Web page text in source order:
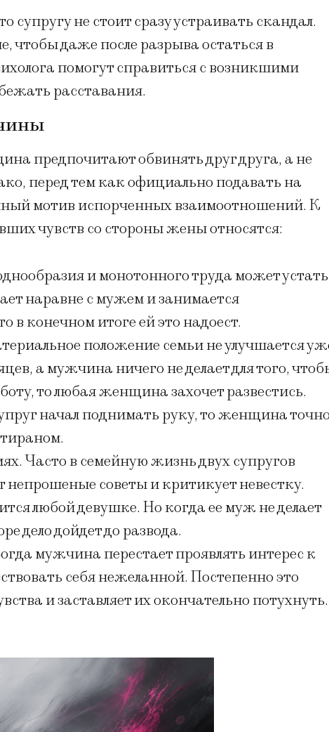
не стоит сразу устраивать скандал.
чтобы даже после разрыва остаться в
помогут справиться с возникшими
расставания.
предпочитают обвинять друг друга, а не
перед тем как официально подавать на
мотив испорченных взаимоотношений. К
чувств со стороны жены относятся:
и монотонного труда может устать
наравне с мужем и занимается
в конечном итоге ей это надоест.
положение семьи не улучшается
а мужчина ничего не делает для того,
то любая женщина захочет развестись.
начал поднимать руку, то женщина
Часто в семейную жизнь двух супругов
непрошеные советы и критикует невестку.
любой девушке. Но когда ее муж не делает
дело дойдет до развода.
мужчина перестает проявлять интерес к
себя нежеланной. Постепенно это
и заставляет их окончательно